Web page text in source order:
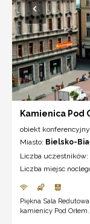
Kamienica Pod
obiekt konferencyjny
Miasto: Bielsko-
Liczba uczestników:
Liczba miejsc
Piękna Sala
kamienicy Pod